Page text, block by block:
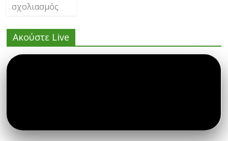
σχολιασμός
Ακούστε Live